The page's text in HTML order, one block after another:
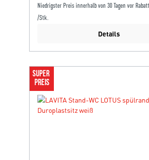
Niedrigster Preis innerhalb von 30 Tagen vor
/Stk.
Details
SUPER
PREIS